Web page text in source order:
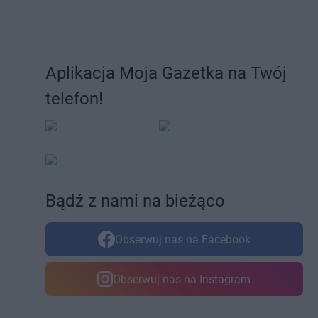
Aplikacja Moja Gazetka na Twój
telefon!
Bądź z nami na bieżąco
Obserwuj nas na Facebook
Obserwuj nas na Instagram